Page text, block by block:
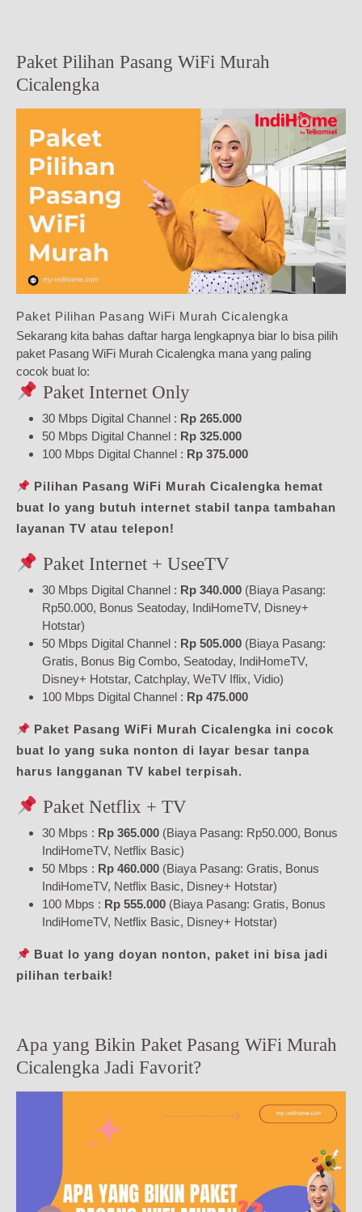
Paket Pilihan Pasang WiFi Murah
Cicalengka
Paket Pilihan Pasang WiFi Murah Cicalengka
Sekarang kita bahas daftar harga lengkapnya biar lo bisa pilih
paket Pasang WiFi Murah Cicalengka mana yang paling
cocok buat lo:
Paket Internet Only
30 Mbps Digital Channel : Rp 265.000
50 Mbps Digital Channel : Rp 325.000
100 Mbps Digital Channel : Rp 375.000
Pilihan Pasang WiFi Murah Cicalengka hemat
buat lo yang butuh internet stabil tanpa tambahan
layanan TV atau telepon!
Paket Internet + UseeTV
30 Mbps Digital Channel : Rp 340.000 (Biaya Pasang:
Rp50.000, Bonus Seatoday, IndiHomeTV, Disney+
Hotstar)
50 Mbps Digital Channel : Rp 505.000 (Biaya Pasang:
Gratis, Bonus Big Combo, Seatoday, IndiHomeTV,
Disney+ Hotstar, Catchplay, WeTV Iflix, Vidio)
100 Mbps Digital Channel : Rp 475.000
Paket Pasang WiFi Murah Cicalengka ini cocok
buat lo yang suka nonton di layar besar tanpa
harus langganan TV kabel terpisah.
Paket Netflix + TV
30 Mbps : Rp 365.000 (Biaya Pasang: Rp50.000, Bonus
IndiHomeTV, Netflix Basic)
50 Mbps : Rp 460.000 (Biaya Pasang: Gratis, Bonus
IndiHomeTV, Netflix Basic, Disney+ Hotstar)
100 Mbps : Rp 555.000 (Biaya Pasang: Gratis, Bonus
IndiHomeTV, Netflix Basic, Disney+ Hotstar)
Buat lo yang doyan nonton, paket ini bisa jadi
pilihan terbaik!
Apa yang Bikin Paket Pasang WiFi Murah
Cicalengka Jadi Favorit?